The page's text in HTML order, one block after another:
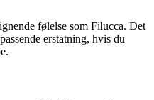
følelse som Filucca. Det
erstatning, hvis du